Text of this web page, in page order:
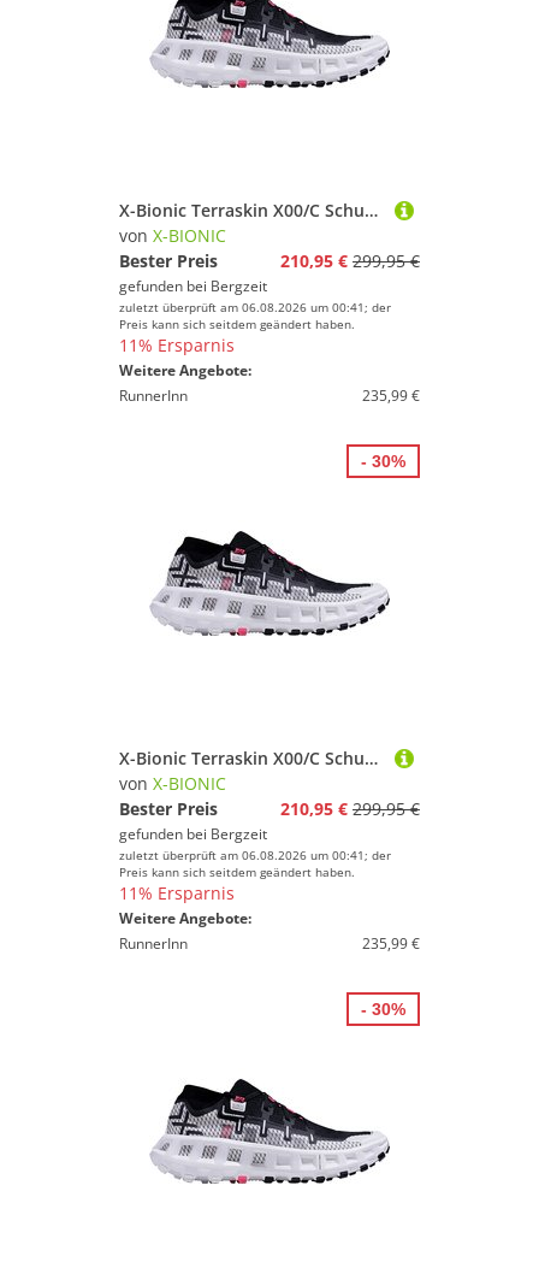
X-Bionic Terraskin X00/C Schuhe
von X-BIONIC
Bester Preis
210,95 € 299,95 €
gefunden bei Bergzeit
zuletzt überprüft am 06.08.2026 um 00:41; der
Preis kann sich seitdem geändert haben.
11% Ersparnis
Weitere Angebote:
RunnerInn
235,99 €
X-Bionic Terraskin X00/C Schuhe
von X-BIONIC
Bester Preis
210,95 € 299,95 €
gefunden bei Bergzeit
zuletzt überprüft am 06.08.2026 um 00:41; der
Preis kann sich seitdem geändert haben.
11% Ersparnis
Weitere Angebote:
RunnerInn
235,99 €
- 30%
- 30%